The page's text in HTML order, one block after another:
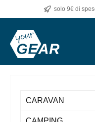
solo 9€ di
CARAVAN